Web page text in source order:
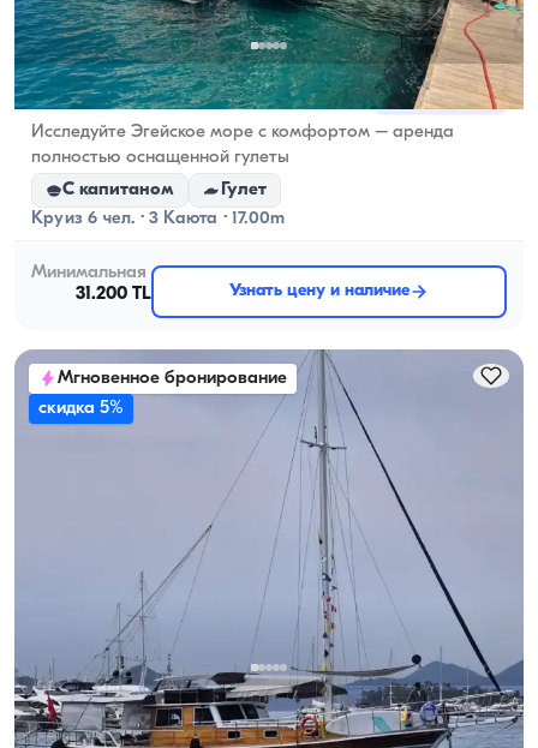
Гёчек, Muğla Новая лодка
Исследуйте Эгейское море с комфортом – аренда
полностью оснащенной гулеты
С капитаном
Гулет
Круиз 6 чел. · 3 Каюта · 17.00m
Минимальная
31.200 TL
Узнать цену и наличие
Мгновенное бронирование
скидка 5%
Гёчек, Muğla Новая лодка